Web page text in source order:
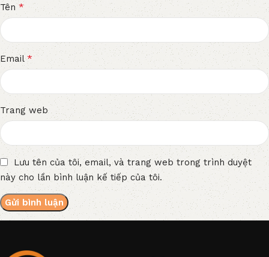
Tên*
Email*
Trang web
Lưu tên của tôi, email, và trang web trong trình duyệt
này cho lần bình luận kế tiếp của tôi.